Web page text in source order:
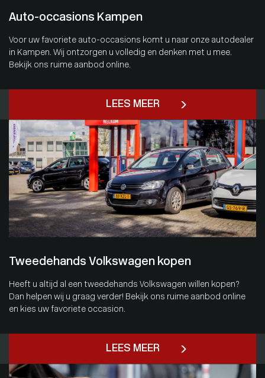
Auto-occasions Kampen
Voor uw favoriete auto-occasions komt u naar onze autodealer
in Kampen. Wij ontzorgen u volledig en denken met u mee.
Bekijk ons ruime aanbod online.
LEES MEER
Tweedehands Volkswagen kopen
Heeft u altijd al een tweedehands Volkswagen willen kopen?
Dan helpen wij u graag verder! Bekijk ons ruime aanbod online
en kies uw favoriete occasion.
LEES MEER